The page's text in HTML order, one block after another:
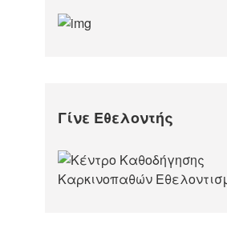
Γίνε Εθελοντής